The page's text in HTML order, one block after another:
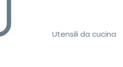
Utensili da cucina